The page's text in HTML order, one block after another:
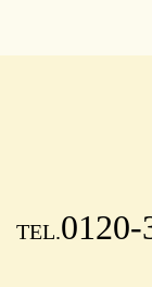
TEL.0120-